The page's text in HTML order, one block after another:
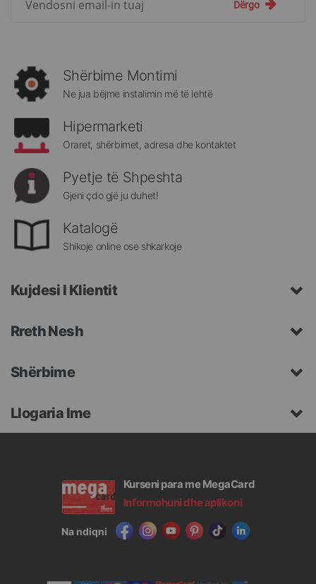
rreth
Megatek:
Dërgo
Shërbime Montimi
Ne jua bëjme instalimin më të lehtë
Hipermarketi
Oraret, shërbimet, adresa dhe kontaktet
Pyetje të Shpeshta
Gjeni çdo gjë ju duhet!
Katalogë
Shikoje online ose shkarkoje
Kujdesi I Klientit
Rreth Nesh
Shërbime
Llogaria Ime
Kurseni para me MegaCard
Informohuni dhe aplikoni
Na ndiqni